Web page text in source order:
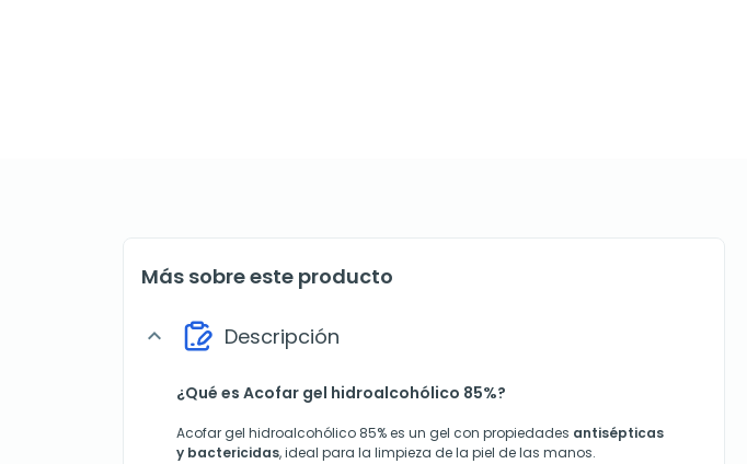
Más sobre este producto
expand_more Descripción
¿Qué es Acofar gel hidroalcohólico 85%?
Acofar gel hidroalcohólico 85% es un gel con propiedades antisépticas
y bactericidas, ideal para la limpieza de la piel de las manos.